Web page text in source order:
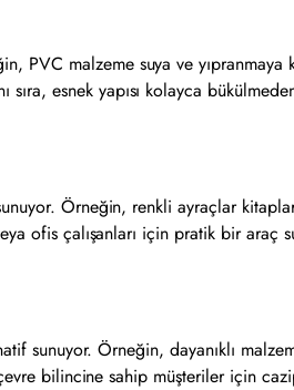
malzeme suya ve yıpranmaya
esnek yapısı kolayca
Örneğin, renkli ayraçlar
ofis çalışanları için pratik bir araç
sunuyor. Örneğin, dayanıklı
bilincine sahip müşteriler için